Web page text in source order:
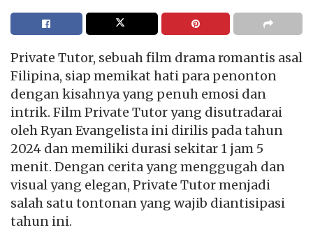
Private Tutor, sebuah film drama romantis asal
Filipina, siap memikat hati para penonton
dengan kisahnya yang penuh emosi dan
intrik. Film Private Tutor yang disutradarai
oleh Ryan Evangelista ini dirilis pada tahun
2024 dan memiliki durasi sekitar 1 jam 5
menit. Dengan cerita yang menggugah dan
visual yang elegan, Private Tutor menjadi
salah satu tontonan yang wajib diantisipasi
tahun ini.